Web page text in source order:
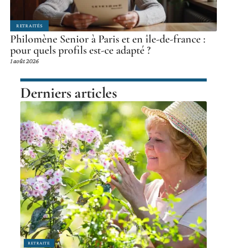
RETRAITÉS
Philomène Senior à Paris et en île-de-france :
pour quels profils est-ce adapté ?
1 août 2026
Derniers articles
RETRAITE